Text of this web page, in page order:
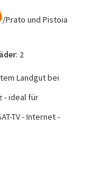
/Prato und Pistoia
: 2
Landgut bei
- ideal für
TV - Internet -